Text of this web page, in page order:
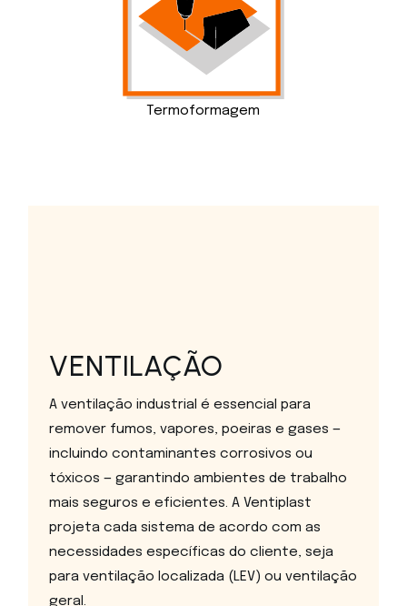
Termoformagem
VENTILAÇÃO
A ventilação industrial é essencial para
remover fumos, vapores, poeiras e gases —
incluindo contaminantes corrosivos ou
tóxicos — garantindo ambientes de trabalho
mais seguros e eficientes. A Ventiplast
projeta cada sistema de acordo com as
necessidades específicas do cliente, seja
para ventilação localizada (LEV) ou ventilação
geral.